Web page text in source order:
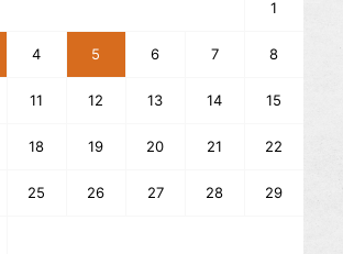
1
4 5 6 7 8
11 12 13 14 15
18 19 20 21 22
25 26 27 28 29